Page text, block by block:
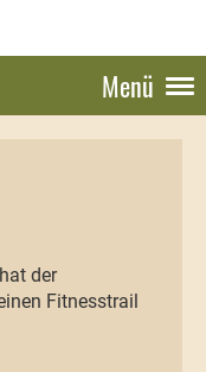
Menü
der
Fitnesstrail